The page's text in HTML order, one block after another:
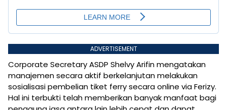
ADVERTISEMENT
Corporate Secretary ASDP Shelvy Arifin mengatakan
manajemen secara aktif berkelanjutan melakukan
sosialisasi pembelian tiket ferry secara online via Ferizy.
Hal ini terbukti telah memberikan banyak manfaat bagi